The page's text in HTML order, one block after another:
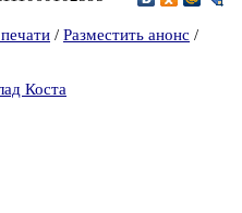
/ Разместить анонс /
Коста